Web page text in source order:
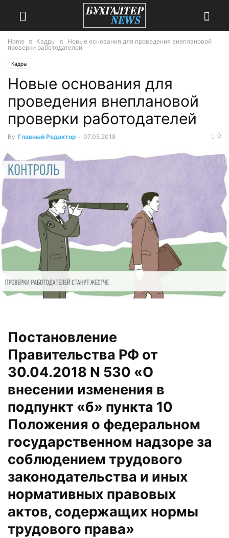
Home Кадры
Новые основания для проведения внеплановой
проверки работодателей
Кадры
Новые основания для
проведения внеплановой
проверки работодателей
By Главный Редактор - 07.05.2018 0
Постановление
Правительства РФ от
30.04.2018 N 530 «О
внесении изменения в
подпункт «б» пункта 10
Положения о федеральном
государственном надзоре за
соблюдением трудового
законодательства и иных
нормативных правовых
актов, содержащих нормы
трудового права»